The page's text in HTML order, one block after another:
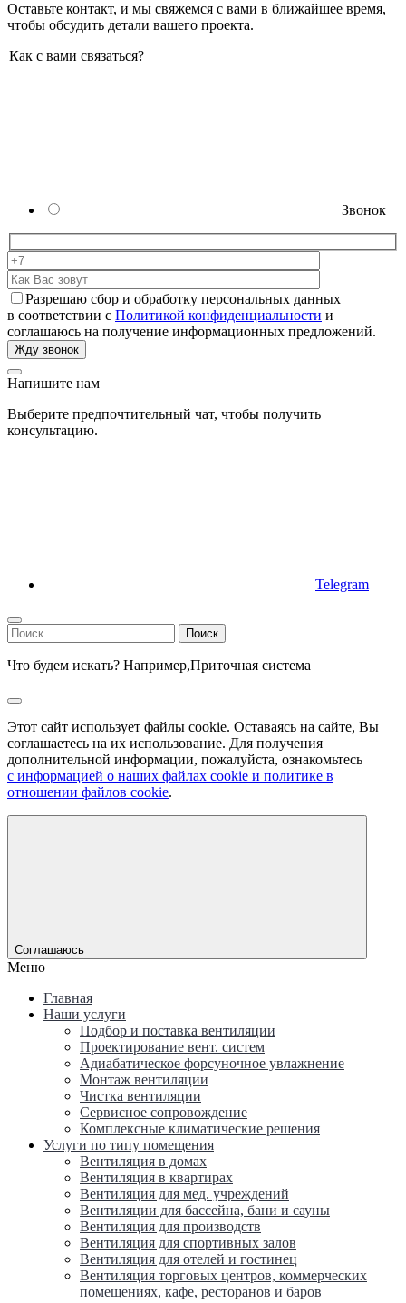
Оставьте контакт, и мы свяжемся с вами в ближайшее время,
чтобы обсудить детали вашего проекта.
Как с вами связаться?
Звонок
Разрешаю сбор и обработку персональных данных
в соответствии с Политикой конфиденциальности и
соглашаюсь на получение информационных предложений.
Напишите нам
Выберите предпочтительный чат, чтобы получить
консультацию.
Telegram
Найти:
Что будем искать? Например,Приточная система
Этот сайт использует файлы cookie. Оставаясь на сайте, Вы
соглашаетесь на их использование. Для получения
дополнительной информации, пожалуйста, ознакомьтесь
с информацией о наших файлах cookie и политике в
отношении файлов cookie.
Соглашаюсь
Меню
Главная
Наши услуги
Подбор и поставка вентиляции
Проектирование вент. систем
Адиабатическое форсуночное увлажнение
Монтаж вентиляции
Чистка вентиляции
Сервисное сопровождение
Комплексные климатические решения
Услуги по типу помещения
Вентиляция в домах
Вентиляция в квартирах
Вентиляция для мед. учреждений
Вентиляции для бассейна, бани и сауны
Вентиляция для производств
Вентиляция для спортивных залов
Вентиляция для отелей и гостинец
Вентиляция торговых центров, коммерческих
помещениях, кафе, ресторанов и баров